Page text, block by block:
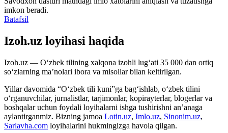
imkon beradi.
Batafsil
Izoh.uz loyihasi haqida
Izoh.uz — O‘zbek tilining xalqona izohli lug‘ati 35 000 dan ortiq
so‘zlarning ma’nolari ibora va misollar bilan keltirilgan.
Yillar davomida “O‘zbek tili kuni”ga bag‘ishlab, o‘zbek tilini
o‘rganuvchilar, jurnalistlar, tarjimonlar, kopirayterlar, blogerlar va
boshqalar uchun foydali loyihalarni ishga tushirishni an’anaga
aylantirganmiz. Bizning jamoa Lotin.uz, Imlo.uz, Sinonim.uz,
Sarlavha.com loyihalarini hukmingizga havola qilgan.